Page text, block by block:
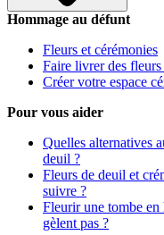
Hommage au défunt
Fleurs et cérémonies
Faire livrer des
Créer votre espace
Pour vous aider
Quelles alternatives
deuil ?
Fleurs de deuil et
suivre ?
Fleurir une tombe
gèlent pas ?